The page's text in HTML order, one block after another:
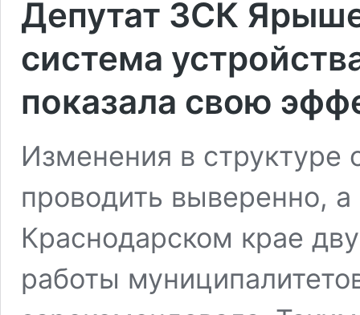
Депутат ЗСК
система
показала свою
Изменения в структуре
проводить выверенно,
Краснодарском крае
работы